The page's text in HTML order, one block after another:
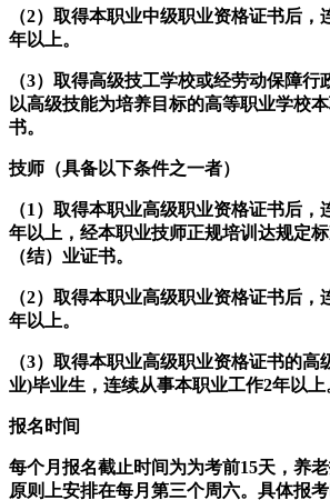
（2）取得本职业中级职业资格证书后，
年以上。
（3）取得高级技工学校或经劳动保障行
以高级技能为培养目标的高等职业学校
书。
技师（具备以下条件之一者）
（1）取得本职业高级职业资格证书后，
年以上，经本职业技师正规培训达规定
（结）业证书。
（2）取得本职业高级职业资格证书后，
年以上。
（3）取得本职业高级职业资格证书的
业)毕业生，连续从事本职业工作2年以上
报名时间
每个月报名截止时间为为考前15天，养
原则上安排在每月第三个周六。具体报考